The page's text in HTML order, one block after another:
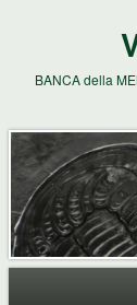
BANCA della